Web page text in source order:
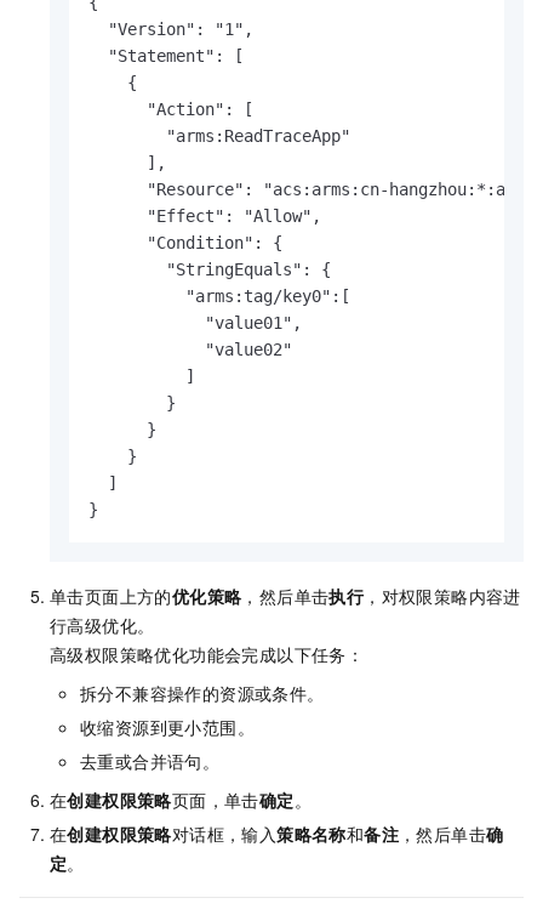
  "Version": "1",
  "Statement": [
    {
      "Action": [
        "arms:ReadTraceApp"
      ],
"Resource": "acs:arms:cn-
      "Effect": "Allow",
      "Condition": {
        "StringEquals": {
          "arms:tag/key0":[
            "value01",
            "value02"
          ]
        }
      }
    }
  ]
}
单击页面上方的优化策略 ，然后单击执行，对权限策略内容进
行高级优化。
高级权限策略优化功能会完成以下任务：
拆分不兼容操作的资源或条件。
收缩资源到更小范围。
去重或合并语句。
在创建权限策略页面，单击确定 。
在创建权限策略对话框，输入策略名称和备注 ，然后单击确
定。